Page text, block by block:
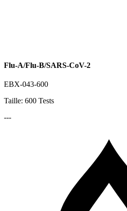
Flu-A/Flu-B/SARS-CoV-2
EBX-043-600
Taille: 600 Tests
---